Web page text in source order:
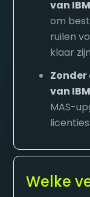
van
om
ruilen
klaar
van
MAS-
Welke